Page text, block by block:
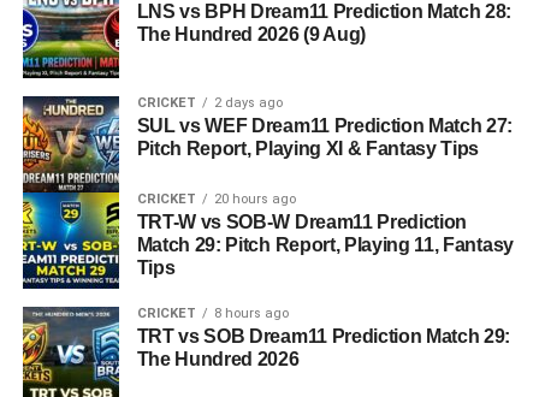
LNS vs BPH Dream11 Prediction Match 28:
The Hundred 2026 (9 Aug)
CRICKET 2 days ago
SUL vs WEF Dream11 Prediction Match 27:
Pitch Report, Playing XI & Fantasy Tips
CRICKET 20 hours ago
TRT-W vs SOB-W Dream11 Prediction
Match 29: Pitch Report, Playing 11, Fantasy
Tips
CRICKET 8 hours ago
TRT vs SOB Dream11 Prediction Match 29:
The Hundred 2026